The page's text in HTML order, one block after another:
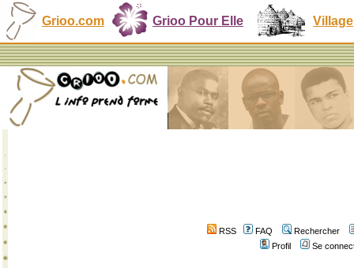
Grioo.com Grioo Pour Elle Village
RSS FAQ
Rechercher
Profil
Se